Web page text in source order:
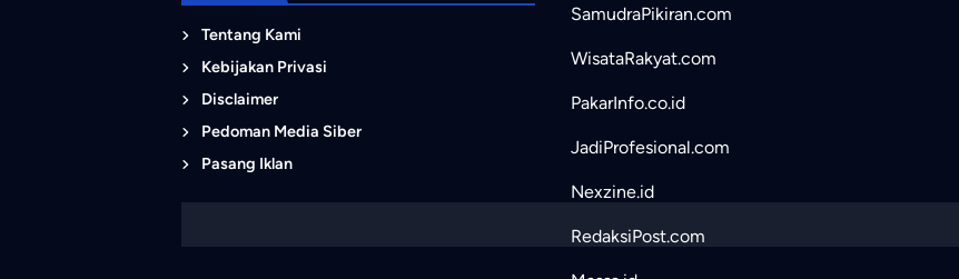
Tentang Kami
Kebijakan Privasi
Disclaimer
Pedoman Media Siber
Pasang Iklan
SamudraPikiran.com
WisataRakyat.com
PakarInfo.co.id
JadiProfesional.com
Nexzine.id
RedaksiPost.com